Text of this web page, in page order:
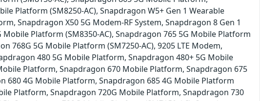
Platform (SM8250-AC), Snapdragon W5+ Gen 1 Wearable
Snapdragon X50 5G Modem-RF System, Snapdragon 8 Gen 1
Platform (SM8350-AC), Snapdragon 765 5G Mobile Platform
768G 5G Mobile Platform (SM7250-AC), 9205 LTE Modem,
480 5G Mobile Platform, Snapdragon 480+ 5G Mobile
Platform, Snapdragon 670 Mobile Platform, Snapdragon 675
680 4G Mobile Platform, Snapdragon 685 4G Mobile Platform
Platform, Snapdragon 720G Mobile Platform, Snapdragon 730